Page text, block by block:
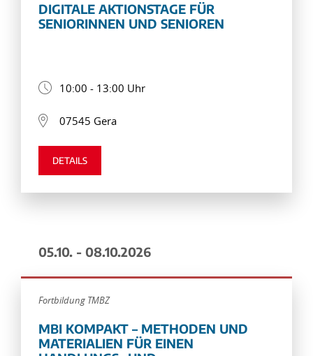
DIGITALE AKTIONSTAGE FÜR
SENIORINNEN UND SENIOREN
10:00 - 13:00 Uhr
07545 Gera
DETAILS
05.10. - 08.10.2026
Fortbildung TMBZ
MBI KOMPAKT – METHODEN UND
MATERIALIEN FÜR EINEN